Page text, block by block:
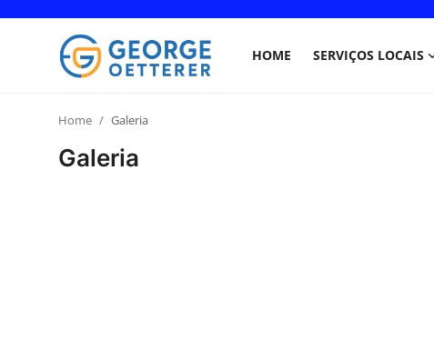
HOME SERVIÇOS LOCAIS
Serviços Locais
Home Galeria
Galeria